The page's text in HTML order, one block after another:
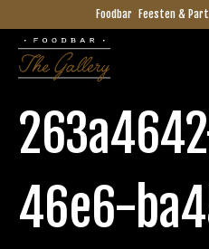
Foodbar Feesten &
46e6-